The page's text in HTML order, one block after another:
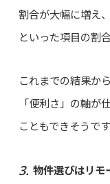
割合が大幅に増え
といった項目の割
これまでの結果か
「便利さ」の軸が
こともできそうです
物件選びはリモ